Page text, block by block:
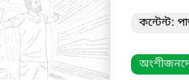
কন্টেন্ট: